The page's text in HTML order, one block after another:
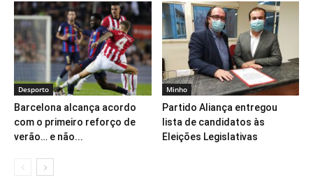
Desporto
Barcelona alcança acordo
com o primeiro reforço de
verão… e não...
Minho
Partido Aliança entregou
lista de candidatos às
Eleições Legislativas